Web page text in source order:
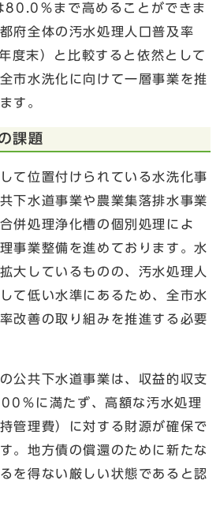
80.0％まで高めることができま
府全体の汚水処理人口普及率
末）と比較すると依然として
市水洗化に向けて一層事業を推
す。
課題
て位置付けられている水洗化事
下水道事業や農業集落排水事業
併処理浄化槽の個別処理によ
事業整備を進めております。水
大しているものの、汚水処理人
て低い水準にあるため、全市水
改善の取り組みを推進する必要
公共下水道事業は、収益的収支
％に満たず、高額な汚水処理
管理費）に対する財源が確保で
。地方債の償還のために新たな
を得ない厳しい状態であると認